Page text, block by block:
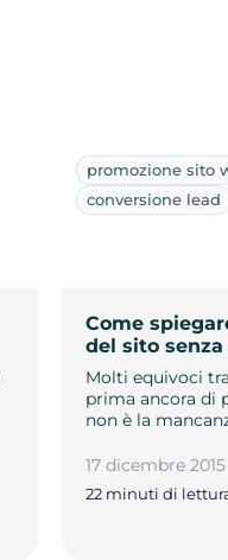
promozione sito
conversione lead
Come
del sito
Molti equivoci
prima ancora di
non è la
17 dicembre 2015
22 minuti di